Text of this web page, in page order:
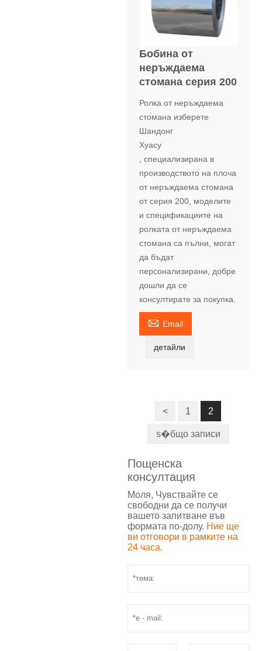
Бобина от
неръждаема
стомана серия 200
Ролка от неръждаема
стомана изберете
Шандонг
Хуасу
, специализирана в
производството на плоча
от неръждаема стомана
от серия 200, моделите
и спецификациите на
ролката от неръждаема
стомана са пълни, могат
да бъдат
персонализирани, добре
дошли да се
консултирате за покупка.
 Email
детайли
< 1 2
s�бщо записи
Пощенска
консултация
Моля, Чувствайте се
свободни да се получи
вашето запитване във
формата по-долу. Ние ще
ви отговори в рамките на
24 часа.